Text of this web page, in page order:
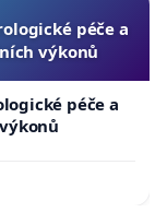
péče a
výkonů
péče a